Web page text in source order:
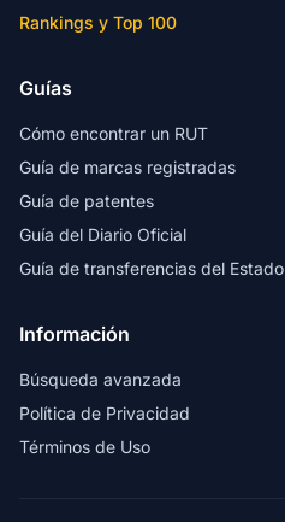
Rankings y Top 100
Guías
Cómo encontrar un RUT
Guía de marcas registradas
Guía de patentes
Guía del Diario Oficial
Guía de transferencias del Estado
Información
Búsqueda avanzada
Política de Privacidad
Términos de Uso